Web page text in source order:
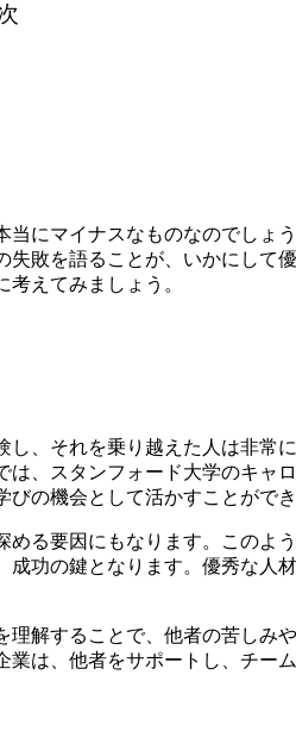
にマイナスなものなのでしょ
敗を語ることが、いかにして
えてみましょう。
、それを乗り越えた人は非常
、スタンフォード大学のキャ
の機会として活かすことがで
る要因にもなります。このよ
功の鍵となります。優秀な人
解することで、他者の苦しみ
は、他者をサポートし、チー